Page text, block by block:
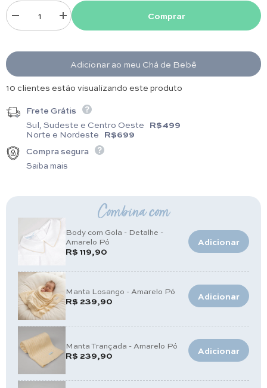
Diminuir quantidade para Macacão - Madri - Amarelo Pó
Aumentar quantidade para Macacão - Madri - Amarelo Pó
Comprar
Adicionar ao meu Chá de Bebê
20 clientes estão visualizando este produto
Frete Grátis
Sul, Sudeste e Centro Oeste R$499
Norte e Nordeste R$699
Compra segura
Saiba mais
Combina com
Body com Gola - Detalhe -
Amarelo Pó
R$ 119,90
Adicionar
Manta Losango - Amarelo Pó
R$ 239,90 Adicionar
Manta Trançada - Amarelo Pó
R$ 239,90 Adicionar